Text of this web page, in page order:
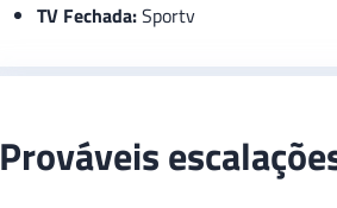
TV Fechada:Sportv
Prováveis